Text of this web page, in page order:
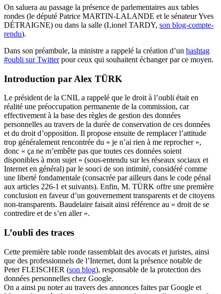
On saluera au passage la présence de parlementaires aux tables
rondes (le député Patrice MARTIN-LALANDE et le sénateur Yves
DÉTRAIGNE) ou dans la salle (Lionel TARDY, son blog-compte-
rendu).
Dans son préambule, la ministre a rappelé la création d’un hashtag
#oubli sur Twitterpour ceux qui souhaitent échanger par ce moyen.
Introduction par Alex TÜRK
Le président de la CNIL a rappelé que le droit à l’oubli était en
réalité une préoccupation permanente de la commission, car
effectivement à la base des règles de gestion des données
personnelles au travers de la durée de conservation de ces données
et du droit d’opposition. Il propose ensuite de remplacer l’attitude
trop généralement rencontrée du « je n’ai rien à me reprocher »,
donc « ça ne m’embête pas que toutes ces données soient
disponibles à mon sujet » (sous-entendu sur les réseaux sociaux et
Internet en général) par le souci de son intimité, considéré comme
une liberté fondamentale (consacrée par ailleurs dans le code pénal
aux articles 226-1 et suivants). Enfin, M. TÜRK offre une première
conclusion en faveur d’un gouvernement transparents et de citoyens
non-transparents. Baudelaire faisait ainsi référence au « droit de se
contredire et de s’en aller ».
L’oubli des traces
Cette première table ronde rassemblait des avocats et juristes, ainsi
que des professionnels de l’Internet, dont la présence notable de
Peter FLEISCHER (son blog), responsable de la protection des
données personnelles chez Google.
On a ainsi pu noter au travers des annonces faites par Google et